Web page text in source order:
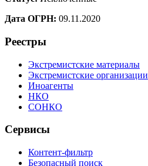
Дата ОГРН: 09.11.2020
Реестры
Экстремистские материалы
Экстремистские организации
Иноагенты
НКО
СОНКО
Сервисы
Контент-фильтр
Безопасный поиск